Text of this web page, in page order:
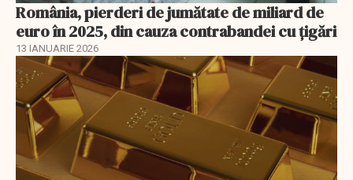
România, pierderi de jumătate de miliard de
euro în 2025, din cauza contrabandei cu ţigări
13 IANUARIE 2026